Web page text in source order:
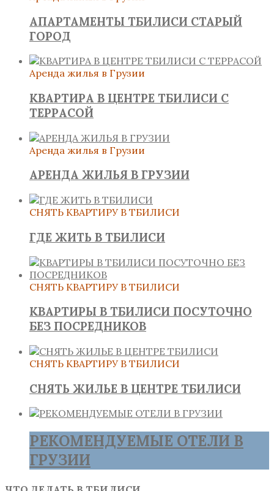
АПАРТАМЕНТЫ ТБИЛИСИ СТАРЫЙ
ГОРОД
Аренда жилья в Грузии
КВАРТИРА В ЦЕНТРЕ ТБИЛИСИ С
ТЕРРАСОЙ
Аренда жилья в Грузии
АРЕНДА ЖИЛЬЯ В ГРУЗИИ
СНЯТЬ КВАРТИРУ В ТБИЛИСИ
ГДЕ ЖИТЬ В ТБИЛИСИ
СНЯТЬ КВАРТИРУ В ТБИЛИСИ
КВАРТИРЫ В ТБИЛИСИ ПОСУТОЧНО
БЕЗ ПОСРЕДНИКОВ
СНЯТЬ КВАРТИРУ В ТБИЛИСИ
СНЯТЬ ЖИЛЬЕ В ЦЕНТРЕ ТБИЛИСИ
РЕКОМЕНДУЕМЫЕ ОТЕЛИ В
ГРУЗИИ